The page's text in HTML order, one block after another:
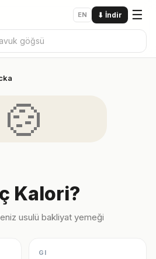
EN ⬇ İndir ☰
🍲
Kalori?
usulü bakliyat yemeği
GI